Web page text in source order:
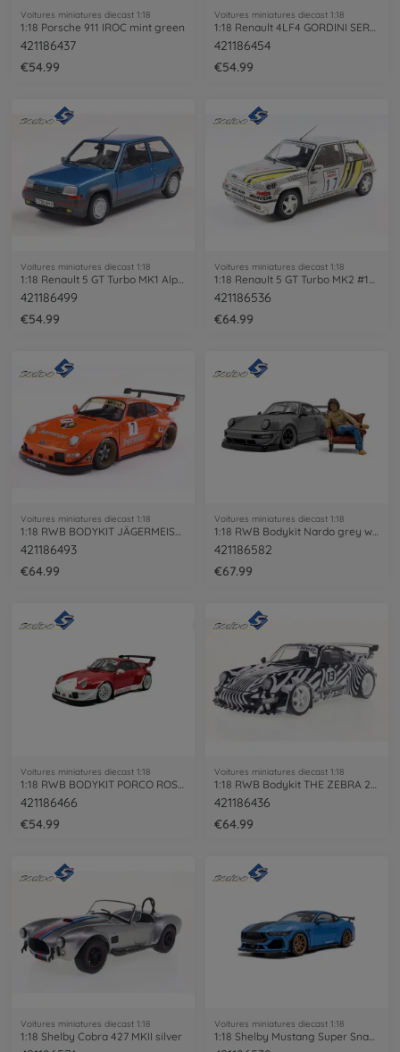
Voitures miniatures diecast 1:18
1:18 Porsche 911 IROC mint green
421186437
€54.99
Voitures miniatures diecast 1:18
421186454
€54.99
Voitures miniatures diecast 1:18
421186499
€54.99
Voitures miniatures diecast 1:18
421186536
€64.99
Voitures miniatures diecast 1:18
1:18 RWB BODYKIT JÄGERMEISTER orange
421186493
€64.99
Voitures miniatures diecast 1:18
1:18 RWB Bodykit Nardo grey w. figure
421186582
€67.99
Voitures miniatures diecast 1:18
421186466
€54.99
Voitures miniatures diecast 1:18
421186436
€64.99
Voitures miniatures diecast 1:18
1:18 Shelby Cobra 427 MKII silver
Voitures miniatures diecast 1:18
1:18 Shelby Mustang Super Snake Race bl.